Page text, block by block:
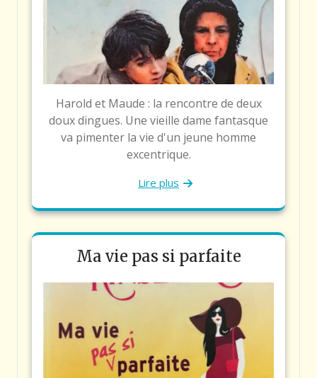
Harold et Maude : la rencontre de deux
doux dingues. Une vieille dame fantasque
va pimenter la vie d'un jeune homme
excentrique.
Lire plus
Ma vie pas si parfaite